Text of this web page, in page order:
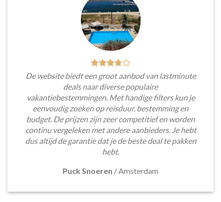
De website biedt een groot aanbod van lastminute
deals naar diverse populaire
vakantiebestemmingen. Met handige filters kun je
eenvoudig zoeken op reisduur, bestemming en
budget. De prijzen zijn zeer competitief en worden
continu vergeleken met andere aanbieders. Je hebt
dus altijd de garantie dat je de beste deal te pakken
hebt.
Puck Snoeren /Amsterdam